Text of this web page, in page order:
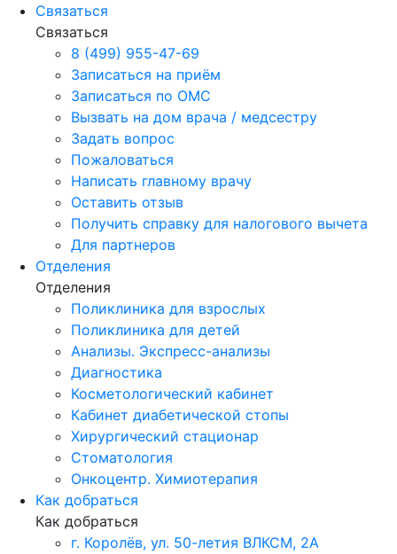
Связаться
Связаться
8 (499) 955-47-69
Записаться на приём
Записаться по ОМС
Вызвать на дом врача / медсестру
Задать вопрос
Пожаловаться
Написать главному врачу
Оставить отзыв
Получить справку для налогового вычета
Для партнеров
Отделения
Отделения
Поликлиника для взрослых
Поликлиника для детей
Анализы. Экспресс-анализы
Диагностика
Косметологический кабинет
Кабинет диабетической стопы
Хирургический стационар
Стоматология
Онкоцентр. Химиотерапия
Как добраться
Как добраться
г. Королёв, ул. 50-летия ВЛКСМ, 2А